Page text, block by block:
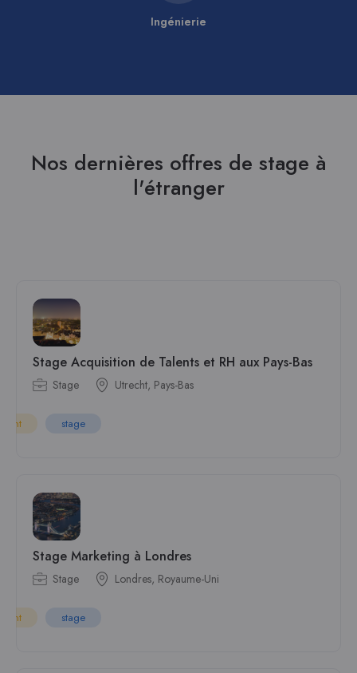
Ingénierie
Nos dernières offres de stage à
l'étranger
Stage Acquisition de Talents et RH aux Pays-Bas
Stage Utrecht, Pays-Bas
stage
Stage Marketing à Londres
Stage Londres, Royaume-Uni
stage